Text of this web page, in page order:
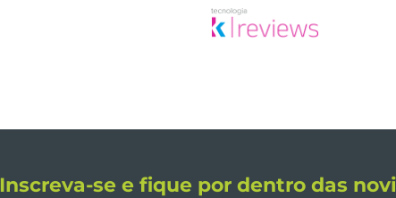
Inscreva-se e fique por dentro das